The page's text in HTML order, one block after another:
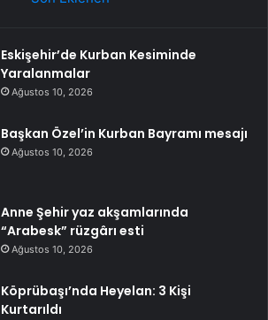
Eskişehir’de Kurban Kesiminde
Yaralanmalar
Ağustos 10, 2026
Başkan Özel’in Kurban Bayramı mesajı
Ağustos 10, 2026
Anne Şehir yaz akşamlarında
“Arabesk” rüzgârı esti
Ağustos 10, 2026
Köprübaşı’nda Heyelan: 3 Kişi
Kurtarıldı